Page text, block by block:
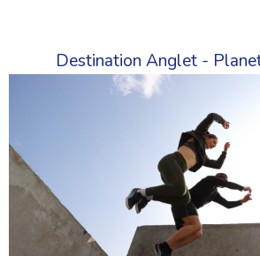
Destination Anglet -